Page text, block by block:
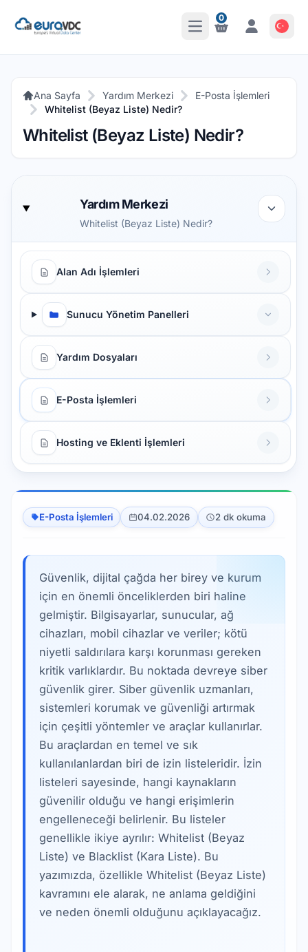
Ana Menüyü Aç
Bildirimler
0
Bildirimler
Ana Sayfa Yardım Merkezi
E-Posta İşlemleri
Whitelist (Beyaz Liste) Nedir?
Whitelist (Beyaz Liste) Nedir?
Yardım Merkezi
Whitelist (Beyaz Liste) Nedir?
Alan Adı İşlemleri
Sunucu Yönetim Panelleri
Yardım Dosyaları
E-Posta İşlemleri
Hosting ve Eklenti İşlemleri
E-Posta İşlemleri 04.02.2026 2 dk okuma
Güvenlik, dijital çağda her birey ve kurum
için en önemli önceliklerden biri haline
gelmiştir. Bilgisayarlar, sunucular, ağ
cihazları, mobil cihazlar ve veriler; kötü
niyetli saldırılara karşı korunması gereken
kritik varlıklardır. Bu noktada devreye siber
güvenlik girer. Siber güvenlik uzmanları,
sistemleri korumak ve güvenliği artırmak
için çeşitli yöntemler ve araçlar kullanırlar.
Bu araçlardan en temel ve sık
kullanılanlardan biri de izin listeleridir. İzin
listeleri sayesinde, hangi kaynakların
güvenilir olduğu ve hangi erişimlerin
engelleneceği belirlenir. Bu listeler
genellikle ikiye ayrılır: Whitelist (Beyaz
Liste) ve Blacklist (Kara Liste). Bu
yazımızda, özellikle Whitelist (Beyaz Liste)
kavramını ele alarak, ne anlama geldiğini
ve neden önemli olduğunu açıklayacağız.